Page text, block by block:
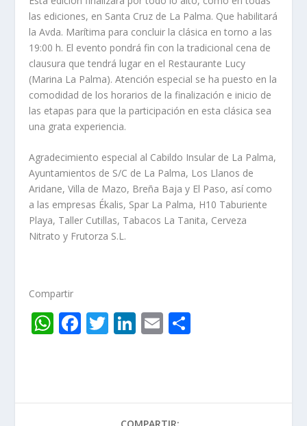
las ediciones, en Santa Cruz de La Palma. Que habilitará
la Avda. Marítima para concluir la clásica en torno a las
19:00 h. El evento pondrá fin con la tradicional cena de
clausura que tendrá lugar en el Restaurante Lucy
(Marina La Palma). Atención especial se ha puesto en la
comodidad de los horarios de la finalización e inicio de
las etapas para que la participación en esta clásica sea
una grata experiencia.
Agradecimiento especial al Cabildo Insular de La Palma,
Ayuntamientos de S/C de La Palma, Los Llanos de
Aridane, Villa de Mazo, Breña Baja y El Paso, así como
a las empresas Ékalis, Spar La Palma, H10 Taburiente
Playa, Taller Cutillas, Tabacos La Tanita, Cerveza
Nitrato y Frutorza S.L.
Compartir
W
A
F
o
T Li
dI
E
ar